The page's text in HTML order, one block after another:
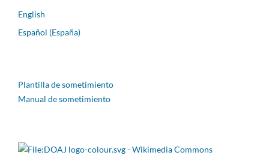
English
Español (España)
Plantilla de sometimiento
Manual de sometimiento